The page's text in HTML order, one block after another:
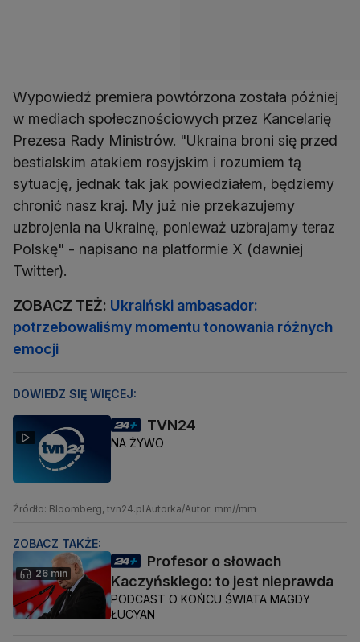
Wypowiedź premiera powtórzona została później
w mediach społecznościowych przez Kancelarię
Prezesa Rady Ministrów. "Ukraina broni się przed
bestialskim atakiem rosyjskim i rozumiem tą
sytuację, jednak tak jak powiedziałem, będziemy
chronić nasz kraj. My już nie przekazujemy
uzbrojenia na Ukrainę, ponieważ uzbrajamy teraz
Polskę" - napisano na platformie X (dawniej
Twitter).
ZOBACZ TEŻ: Ukraiński ambasador:
potrzebowaliśmy momentu tonowania różnych
emocji
DOWIEDZ SIĘ WIĘCEJ:
TVN24
NA ŻYWO
Źródło: Bloomberg, tvn24.plAutorka/Autor: mm//mm
ZOBACZ TAKŻE:
26 min
Profesor o słowach
Kaczyńskiego: to jest nieprawda
PODCAST O KOŃCU ŚWIATA MAGDY
ŁUCYAN